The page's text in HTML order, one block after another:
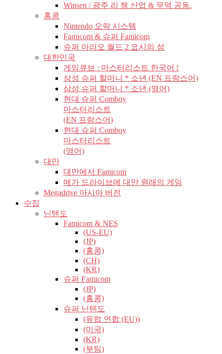
Winsen / 광주 리 쳉 산업 & 무역 공동.
홍콩
Nintendo 오락 시스템
Famicom & 슈퍼 Famicom
슈퍼 마리오 월드 2 요시의 섬
대한민국
게임큐브 : 마스터리스트 한국어 !
삼성 슈퍼 할머니 * 소년 (EN 프랑스어)
삼성 슈퍼 할머니 * 소년 (영어)
현대 슈퍼 Comboy
마스터리스트
(EN 프랑스어)
현대 슈퍼 Comboy
마스터리스트
(영어)
대만
대만에서 Famicom
메가 드라이브에 대만 원래의 게임
Megadrive 아시아 버전
수집
닌텐도
Famicom & NES
(US-EU)
(JP)
(홍콩)
(CH)
(KR)
슈퍼 Famicom
(JP)
(홍콩)
슈퍼 닌텐도
(유럽​​ 연합 (EU))
(미국)
(KR)
(부팅)